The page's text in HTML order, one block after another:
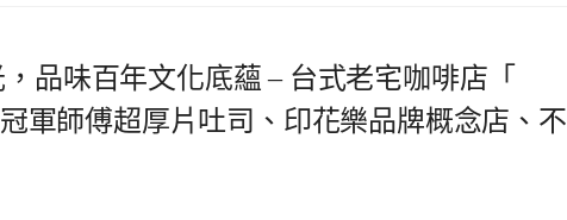
品味百年文化底蘊 – 台式老宅咖啡店「
軍師傅超厚片吐司、印花樂品牌概念店、不